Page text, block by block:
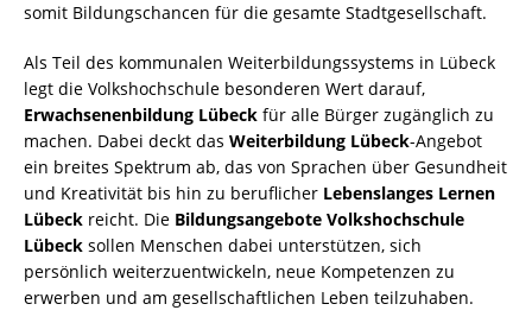
somit Bildungschancen für die gesamte Stadtgesellschaft.
Als Teil des kommunalen Weiterbildungssystems in Lübeck
legt die Volkshochschule besonderen Wert darauf,
Erwachsenenbildung Lübeck für alle Bürger zugänglich zu
machen. Dabei deckt das Weiterbildung Lübeck-Angebot
ein breites Spektrum ab, das von Sprachen über Gesundheit
und Kreativität bis hin zu beruflicher Lebenslanges Lernen
Lübeck reicht. Die Bildungsangebote Volkshochschule
Lübeck sollen Menschen dabei unterstützen, sich
persönlich weiterzuentwickeln, neue Kompetenzen zu
erwerben und am gesellschaftlichen Leben teilzuhaben.